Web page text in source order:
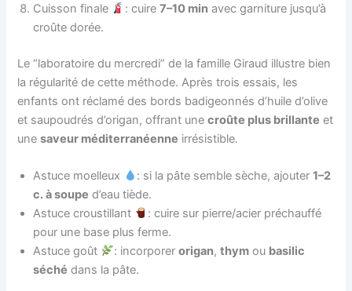
Cuisson finale
: cuire7–10 min avec garniture jusqu’à
croûte dorée.
Le “laboratoire du mercredi” de la famille Giraud illustre bien
la régularité de cette méthode. Après trois essais, les
enfants ont réclamé des bords badigeonnés d’huile d’olive
et saupoudrés d’origan, offrant unecroûte plus brillante et
unesaveur méditerranéenne irrésistible.
Astuce moelleux : si la pâte semble sèche, ajouter1–2
c. à soupe d’eau tiède.
Astuce croustillant
: cuire sur pierre/acier préchauffé
pour une base plus ferme.
Astuce goût
: incorporerorigan,thym ou basilic
séché dans la pâte.